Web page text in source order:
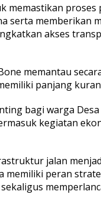
memastikan proses
serta memberikan
akses
memantau
panjang
bagi warga
kegiatan
jalan
memiliki peran